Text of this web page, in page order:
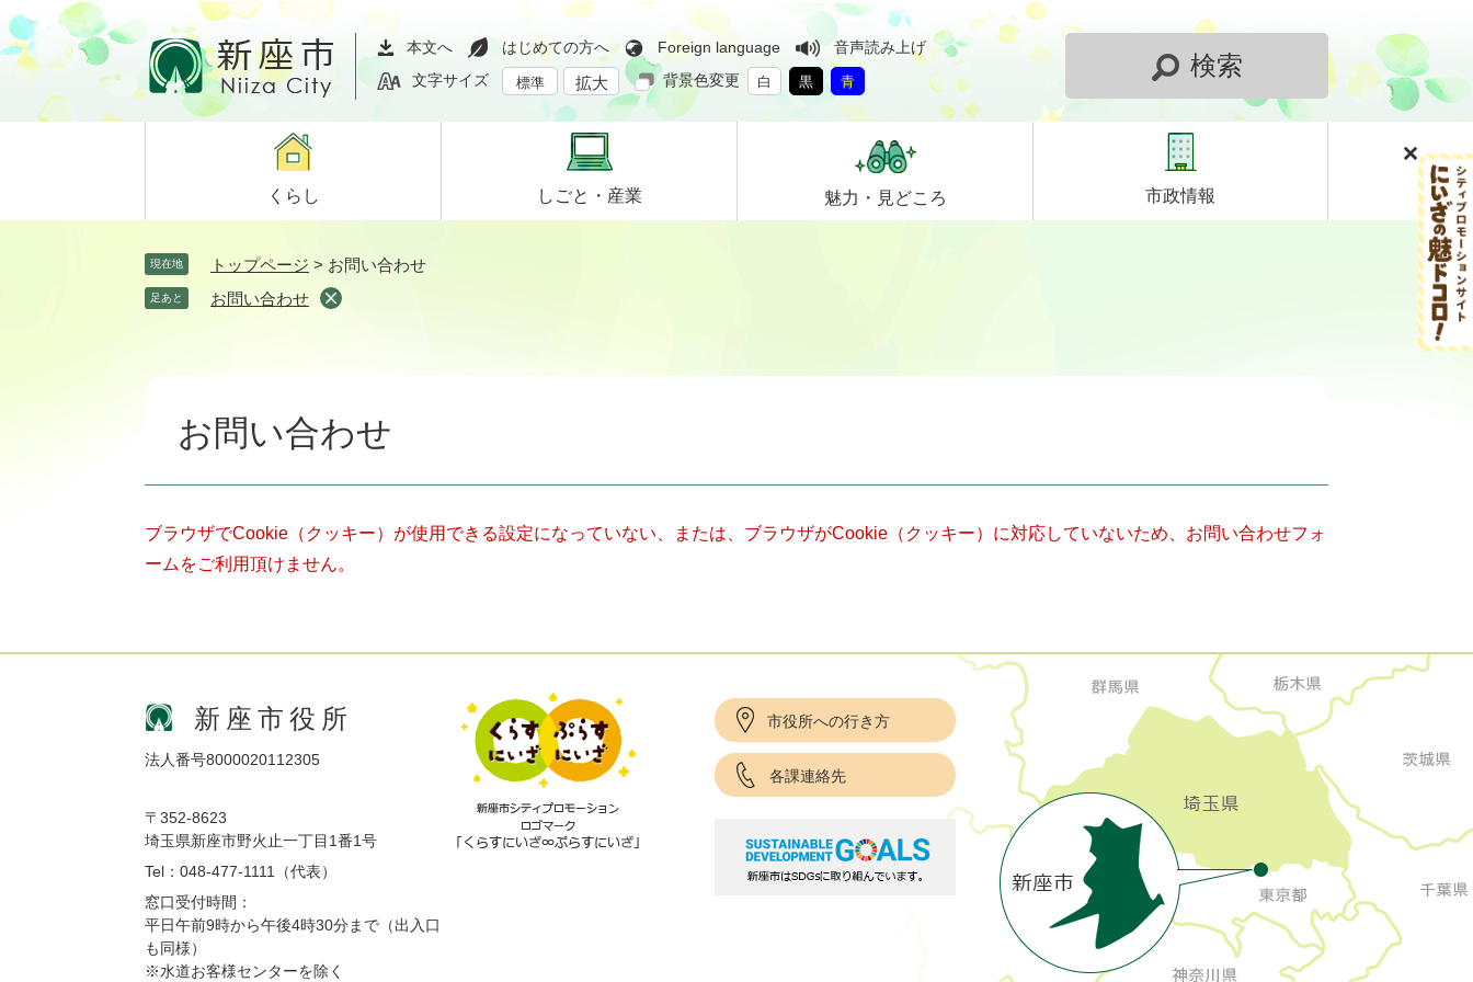
ペ
ー
ジ
メ
ニ
ュ
て
本文へ はじめての方へ Foreign language
音声読み上げ
文字サイズ
標準 拡大 背景色変更 白 黒 青
検索
くらし しごと・ 産業 魅力・ 見どころ 市政情報
現在地 トップページ > お問い合わせ
足あと お問い合わせ
お問い合わせ
ブラウザでCookie（クッキー）が使用できる設定になっていない、または、ブラウザがCookie（クッキー）に対応していないため、お問い合わせフォ
ームをご利用頂けません。
新座市役所
法人番号8000020112305
〒352-8623
埼玉県新座市野火止一丁目1番1号
Tel：048-477-1111（代表）
窓口受付時間：
平日午前9時から午後4時30分まで（出入口
も同様）
※水道お客様センターを除く
市役所への行き方
各課連絡先